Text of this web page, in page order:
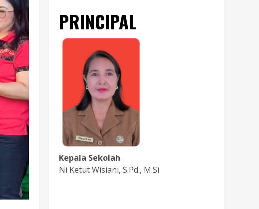
PRINCIPAL
Kepala Sekolah
Ni Ketut Wisiani, S.Pd., M.Si